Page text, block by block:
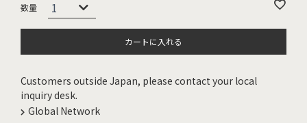
カートに入れる
Customers outside Japan, please contact your local
inquiry desk.
Global Network